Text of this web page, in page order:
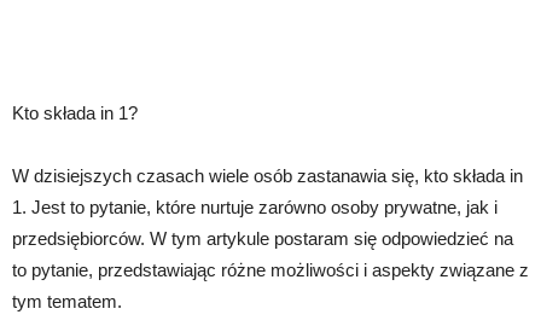
Kto składa in 1?
W dzisiejszych czasach wiele osób zastanawia się, kto składa in
1. Jest to pytanie, które nurtuje zarówno osoby prywatne, jak i
przedsiębiorców. W tym artykule postaram się odpowiedzieć na
to pytanie, przedstawiając różne możliwości i aspekty związane z
tym tematem.